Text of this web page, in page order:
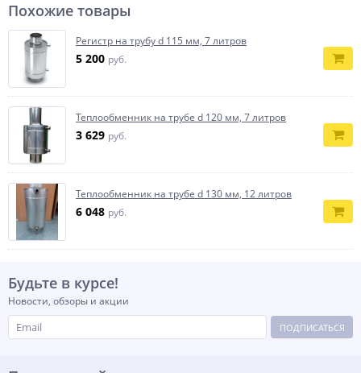
Похожие товары
Регистр на трубу d 115 мм, 7 литров
5 200 руб.
Теплообменник на трубе d 120 мм, 7 литров
3 629 руб.
Теплообменник на трубе d 130 мм, 12 литров
6 048 руб.
Будьте в курсе!
Новости, обзоры и акции
ПОДПИСАТЬСЯ